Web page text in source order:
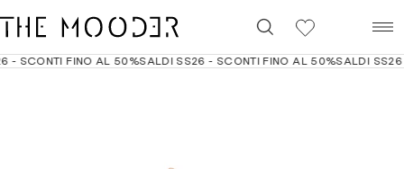
SCONTI FINO AL 50%SALDI SS26 - SCONTI FINO AL 50%SALDI SS26 -